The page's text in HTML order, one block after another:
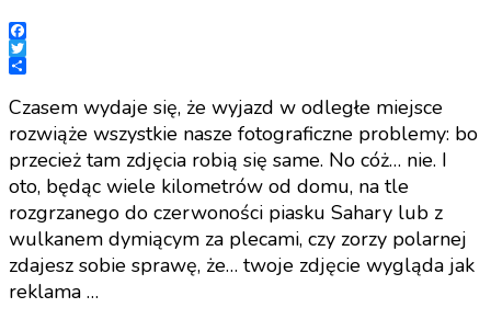
Facebook
Twitter
Czasem wydaje się, że wyjazd w odległe miejsce
rozwiąże wszystkie nasze fotograficzne problemy: bo
przecież tam zdjęcia robią się same. No cóż… nie. I
oto, będąc wiele kilometrów od domu, na tle
rozgrzanego do czerwoności piasku Sahary lub z
wulkanem dymiącym za plecami, czy zorzy polarnej
zdajesz sobie sprawę, że… twoje zdjęcie wygląda jak
reklama …